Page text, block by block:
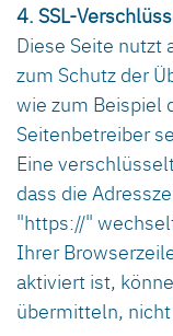
4. SSL-
Diese Seite nutzt
zum Schutz der
wie zum Beispiel
Seitenbetreiber
Eine
dass die
"https://"
Ihrer
aktiviert ist,
übermitteln,